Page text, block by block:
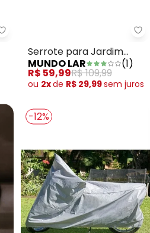
Mundo Lar - Trena 3 Metros
Serrote para Jardim
Dobrável
MUNDO LAR (1)
R$ 59,99R$ 109,99
ou 2xde R$ 29,99sem juros
-12%